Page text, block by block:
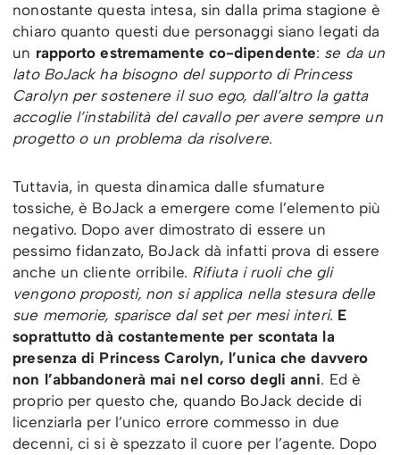
nonostante questa intesa, sin dalla prima stagione è
chiaro quanto questi due personaggi siano legati da
un rapporto estremamente co-dipendente: se da un
lato BoJack ha bisogno del supporto di Princess
Carolyn per sostenere il suo ego, dall’altro la gatta
accoglie l’instabilità del cavallo per avere sempre un
progetto o un problema da risolvere.
Tuttavia, in questa dinamica dalle sfumature
tossiche, è BoJack a emergere come l’elemento più
negativo. Dopo aver dimostrato di essere un
pessimo fidanzato, BoJack dà infatti prova di essere
anche un cliente orribile. Rifiuta i ruoli che gli
vengono proposti, non si applica nella stesura delle
sue memorie, sparisce dal set per mesi interi. E
soprattutto dà costantemente per scontata la
presenza di Princess Carolyn, l’unica che davvero
non l’abbandonerà mai nel corso degli anni. Ed è
proprio per questo che, quando BoJack decide di
licenziarla per l’unico errore commesso in due
decenni, ci si è spezzato il cuore per l’agente. Dopo